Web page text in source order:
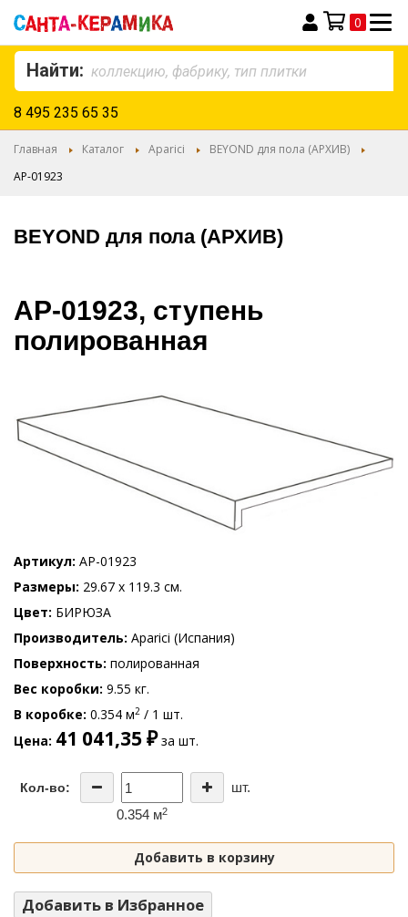
Моя корзина
0
Найти:
8 495 235 65 35
Главная Каталог Aparici
BEYOND для пола (АРХИВ)
AP-01923
BEYOND для пола (АРХИВ)
AP-01923, ступень
полированная
Артикул AP-01923
Размеры 29.67 x 119.3 см.
Цвет БИРЮЗА
Производитель Aparici (Испания)
Поверхность полированная
Вес коробки 9.55 кг.
В коробке 0.354 м2 / 1 шт.
Цена 41 041,35 ₽за шт.
Кол-во:
шт.
0.354 м2
Добавить в корзину
Добавить в Избранное